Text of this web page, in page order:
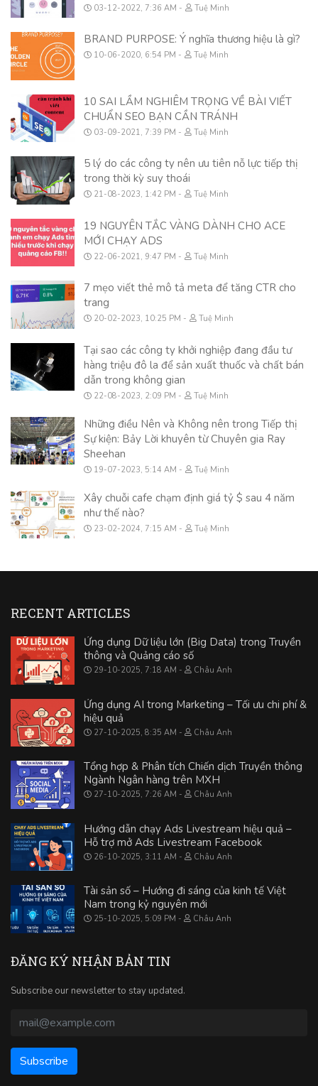
03-12-2022, 7:36 AM Tuệ Minh
BRAND PURPOSE: Ý nghĩa thương hiệu là gì?
10-06-2020, 6:54 PM Tuệ Minh
10 SAI LẦM NGHIÊM TRỌNG VỀ BÀI VIẾT
CHUẨN SEO BẠN CẦN TRÁNH
03-09-2021, 7:39 PM Tuệ Minh
5 lý do các công ty nên ưu tiên nỗ lực tiếp thị
trong thời kỳ suy thoái
21-08-2023, 1:42 PM Tuệ Minh
19 NGUYÊN TẮC VÀNG DÀNH CHO ACE
MỚI CHẠY ADS
22-06-2021, 9:47 PM Tuệ Minh
7 mẹo viết thẻ mô tả meta để tăng CTR cho
trang
20-02-2023, 10:25 PM Tuệ Minh
Tại sao các công ty khởi nghiệp đang đầu tư
hàng triệu đô la để sản xuất thuốc và chất bán
dẫn trong không gian
22-08-2023, 2:09 PM Tuệ Minh
Những điều Nên và Không nên trong Tiếp thị
Sự kiện: Bảy Lời khuyên từ Chuyên gia Ray
Sheehan
19-07-2023, 5:14 AM Tuệ Minh
Xây chuỗi cafe chạm định giá tỷ $ sau 4 năm
như thế nào?
23-02-2024, 7:15 AM Tuệ Minh
RECENT ARTICLES
Ứng dụng Dữ liệu lớn (Big Data) trong Truyền
thông và Quảng cáo số
29-10-2025, 7:18 AM Châu Anh
Ứng dụng AI trong Marketing – Tối ưu chi phí &
hiệu quả
27-10-2025, 8:35 AM Châu Anh
Tổng hợp & Phân tích Chiến dịch Truyền thông
Ngành Ngân hàng trên MXH
27-10-2025, 7:26 AM Châu Anh
Hướng dẫn chạy Ads Livestream hiệu quả –
Hỗ trợ mở Ads Livestream Facebook
26-10-2025, 3:11 AM Châu Anh
Tài sản số – Hướng đi sáng của kinh tế Việt
Nam trong kỷ nguyên mới
25-10-2025, 5:09 PM Châu Anh
ĐĂNG KÝ NHẬN BẢN TIN
Subscribe our newsletter to stay updated.